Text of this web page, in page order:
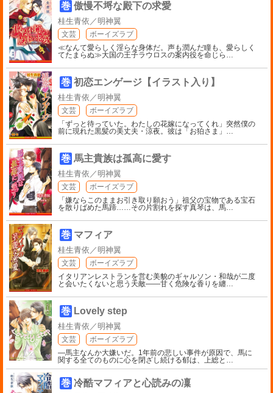
巻 傲慢不埒な殿下の求愛
桂生青依／明神翼
文芸
ボーイズラブ
≪なんて愛らしく淫らな身体だ。声も潤んだ瞳も、愛らしく
てたまらぬ≫大国の王子ラウロスの案内役を命じら …
巻 初恋エンゲージ【イラスト入り】
桂生青依／明神翼
文芸
ボーイズラブ
「ずっと待っていた。わたしの花嫁になってくれ」突然僕の
前に現れた黒髪の美丈夫・涼夜。彼は「お狛さま」 …
巻 馬主貴族は孤高に愛す
桂生青依／明神翼
文芸
ボーイズラブ
「嫌ならこのままお引き取り願おう」祖父の宝物である宝石
を散りばめた馬蹄……その片割れを探す真琴は、馬…
巻 マフィア
桂生青依／明神翼
文芸
ボーイズラブ
イタリアンレストランを営む美貌のギャルソン・和哉が二度
と会いたくないと思う天敵――甘く危険な香りを纏…
巻 Lovely step
桂生青依／明神翼
文芸
ボーイズラブ
―馬主なんか大嫌いだ。1年前の悲しい事件が原因で、馬に
関する全てのものに心を閉ざし続ける郁は、上総と …
巻 冷酷マフィアと心読みの凜